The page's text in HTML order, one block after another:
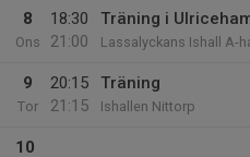
8
Ons
18:30
21:00
Träning i
Lassalyckans Ishall A-
9
Tor
20:15
21:15
Träning
Ishallen Nittorp
10